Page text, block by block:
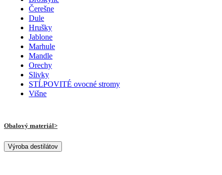
Čerešne
Dule
Hrušky
Jablone
Marhule
Mandle
Orechy
Slivky
STĹPOVITÉ ovocné stromy
Višne
Obalový materiál
Výroba destilátov